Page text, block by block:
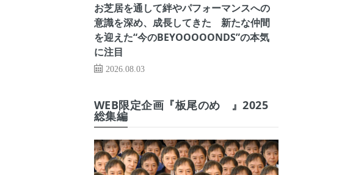
お芝居を通して絆やパフォーマンスへの
意識を深め、成長してきた 新たな仲間
を迎えた“今のBEYOOOOONDS”の本気
に注目
2026.08.03
WEB限定企画『板尾のめ゙』2025
総集編